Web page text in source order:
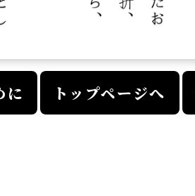
に トップページへ